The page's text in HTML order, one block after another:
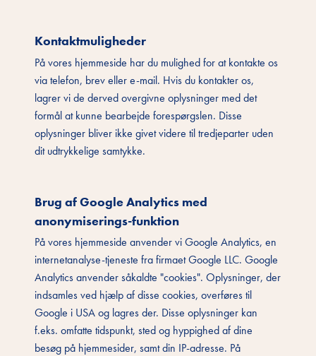
Kontaktmuligheder
På vores hjemmeside har du mulighed for at kontakte os
via telefon, brev eller e-mail. Hvis du kontakter os,
lagrer vi de derved overgivne oplysninger med det
formål at kunne bearbejde forespørgslen. Disse
oplysninger bliver ikke givet videre til tredjeparter uden
dit udtrykkelige samtykke.
Brug af Google Analytics med
anonymiserings-funktion
På vores hjemmeside anvender vi Google Analytics, en
internetanalyse-tjeneste fra firmaet Google LLC. Google
Analytics anvender såkaldte "cookies". Oplysninger, der
indsamles ved hjælp af disse cookies, overføres til
Google i USA og lagres der. Disse oplysninger kan
f.eks. omfatte tidspunkt, sted og hyppighed af dine
besøg på hjemmesider, samt din IP-adresse. På